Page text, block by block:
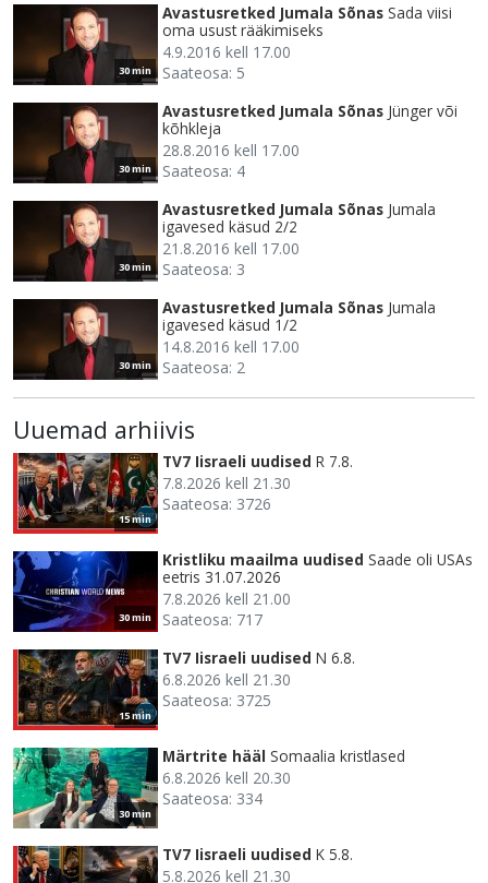
30 min
Avastusretked Jumala Sõnas Sada viisi
oma usust rääkimiseks
4.9.2016 kell 17.00
Saateosa: 5
30 min
Avastusretked Jumala Sõnas Jünger või
kõhkleja
28.8.2016 kell 17.00
Saateosa: 4
30 min
Avastusretked Jumala Sõnas Jumala
igavesed käsud 2/2
21.8.2016 kell 17.00
Saateosa: 3
30 min
Avastusretked Jumala Sõnas Jumala
igavesed käsud 1/2
14.8.2016 kell 17.00
Saateosa: 2
Uuemad arhiivis
15 min
TV7 Iisraeli uudised R 7.8.
7.8.2026 kell 21.30
Saateosa: 3726
30 min
Kristliku maailma uudised Saade oli USAs
eetris 31.07.2026
7.8.2026 kell 21.00
Saateosa: 717
15 min
TV7 Iisraeli uudised N 6.8.
6.8.2026 kell 21.30
Saateosa: 3725
30 min
Märtrite hääl Somaalia kristlased
6.8.2026 kell 20.30
Saateosa: 334
TV7 Iisraeli uudised K 5.8.
5.8.2026 kell 21.30